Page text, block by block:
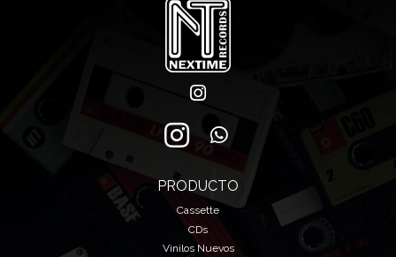
PRODUCTO
Cassette
CDs
Vinilos Nuevos